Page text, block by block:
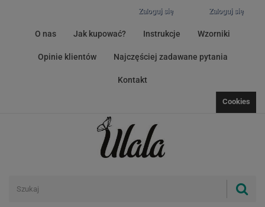
Zaloguj się
Zaloguj się
O nas Jak kupować? Instrukcje Wzorniki
Opinie klientów Najczęściej zadawane pytania
Kontakt
Cookies